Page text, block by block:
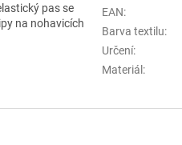
pas se
na nohavicích
EAN:
Barva textilu:
Určení:
Materiál: